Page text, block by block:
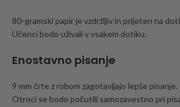
80-gramski papir je vzdržljiv in prijeten na
Učenci bodo uživali v vsakem dotiku.
Enostavno pisanje
9 mm črte z robom zagotavljajo lepše pisanje.
Otroci se bodo počutili samozavestno pri